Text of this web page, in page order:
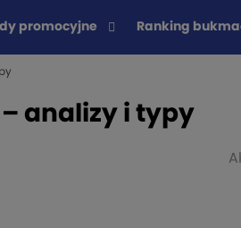
promocyjne Ranking
– analizy i typy